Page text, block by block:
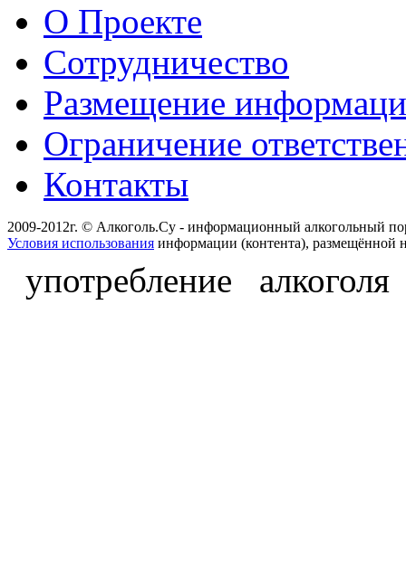
О Проекте
Сотрудничество
Размещение
Ограничение
Контакты
2009-2012г. © Алкоголь.Су - информационный алкогольный
Условия использования информации (контента), размещённой
употребление